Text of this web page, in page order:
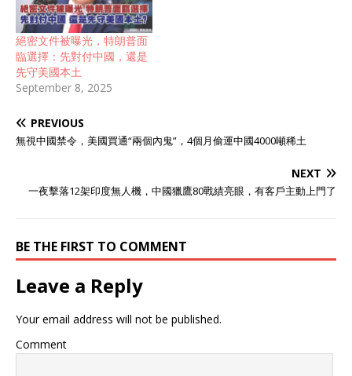
絕密文件被曝光，特朗普面
臨選擇：先對付中國，還是
先守美國本土
September 8, 2025
PREVIOUS
無視中國禁令，美國買通“兩個內鬼”，4個月偷運中國4000噸稀土
NEXT
一夜擊落12架印度無人機，中國獵鷹80戰績亮眼，有客戶主動上門了
BE THE FIRST TO COMMENT
Leave a Reply
Your email address will not be published.
Comment